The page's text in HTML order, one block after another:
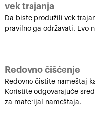
vek trajanja
Da biste produžili vek
pravilno ga održavati. Evo
Redovno čišćenje
Redovno čistite nameštaj
Koristite odgovarajuće
za materijal nameštaja.